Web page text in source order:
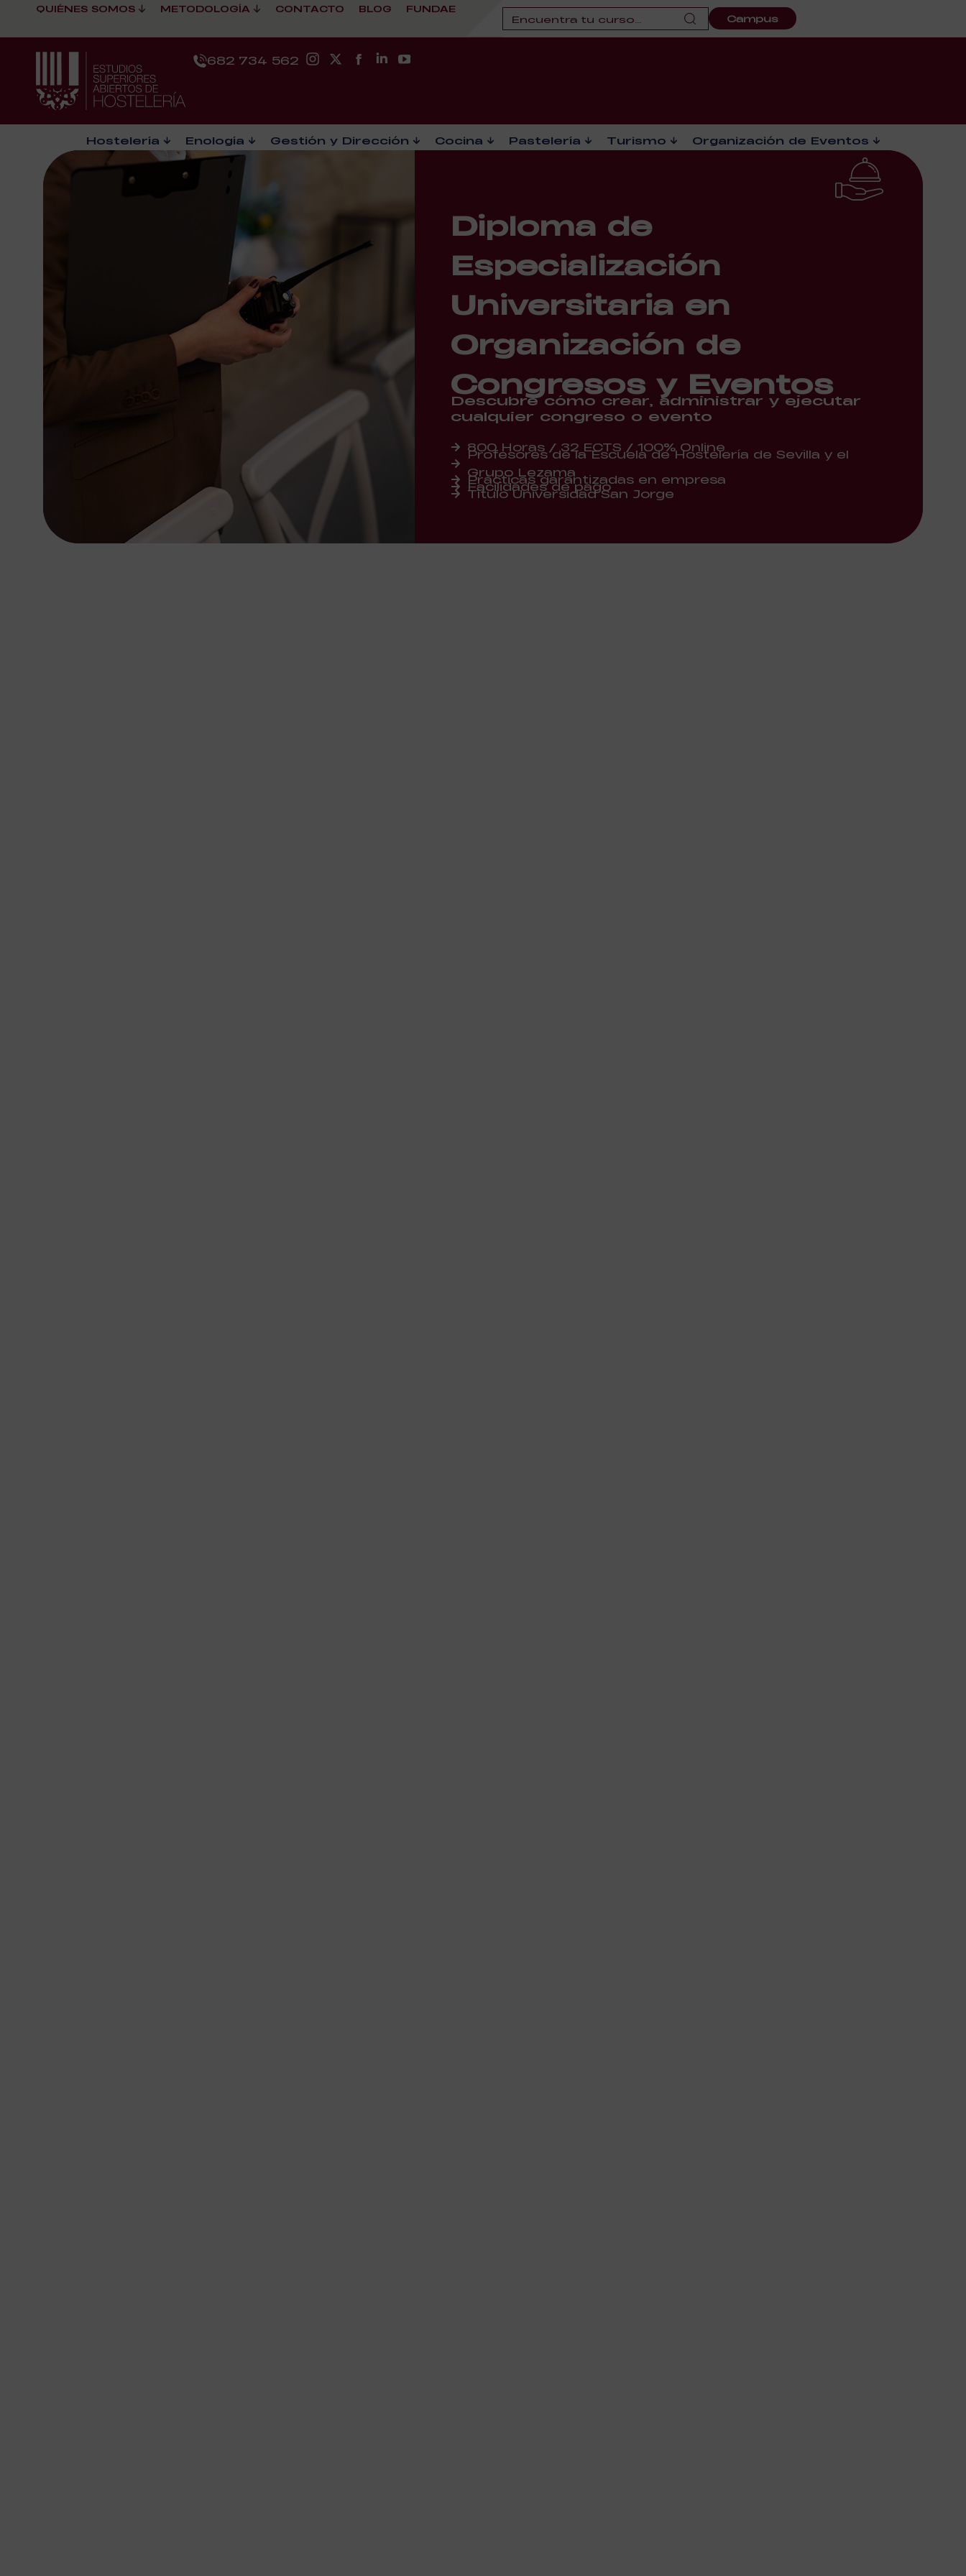
QUIÉNES SOMOS METODOLOGÍA CONTACTO BLOG FUNDAE
Campus
682 734 562
Hostelería Enología Gestión y Dirección Cocina Pastelería Turismo Organización de Eventos
Diploma de
Especialización
Universitaria en
Organización de
Congresos y Eventos
Descubre cómo crear, administrar y ejecutar
cualquier congreso o evento
800 Horas / 32 ECTS / 100% Online
Profesores de la Escuela de Hostelería de Sevilla y el
Grupo Lezama
Prácticas garantizadas en empresa
Facilidades de pago
Título Universidad San Jorge